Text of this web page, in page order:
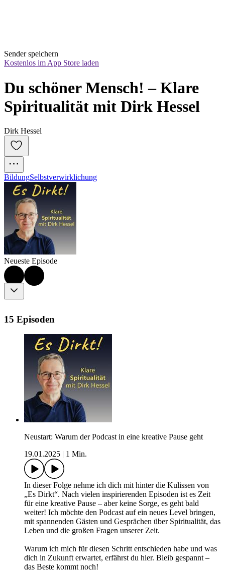
Sender speichern
Kostenlos im App Store laden
Du schöner Mensch! – Klare
Spiritualität mit Dirk Hessel
Dirk Hessel
BildungSelbstverwirklichung
Neueste Episode
15 Episoden
Neustart: Warum der Podcast in eine kreative Pause geht
19.01.2025
1 Min.
In dieser Folge nehme ich dich mit hinter die Kulissen von
„Es Dirkt“. Nach vielen inspirierenden Episoden ist es Zeit
für eine kreative Pause – aber keine Sorge, es geht bald
weiter! Ich möchte den Podcast auf ein neues Level bringen,
mit spannenden Gästen und Gesprächen über Spiritualität, das
Leben und die großen Fragen unserer Zeit.
Warum ich mich für diesen Schritt entschieden habe und was
dich in Zukunft erwartet, erfährst du hier. Bleib gespannt –
das Beste kommt noch!